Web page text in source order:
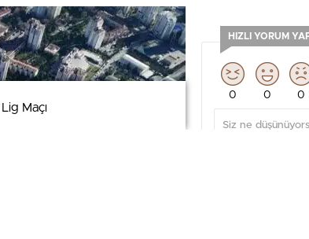
Maçı
Maçı
HIZLI YORUM
0 0 0